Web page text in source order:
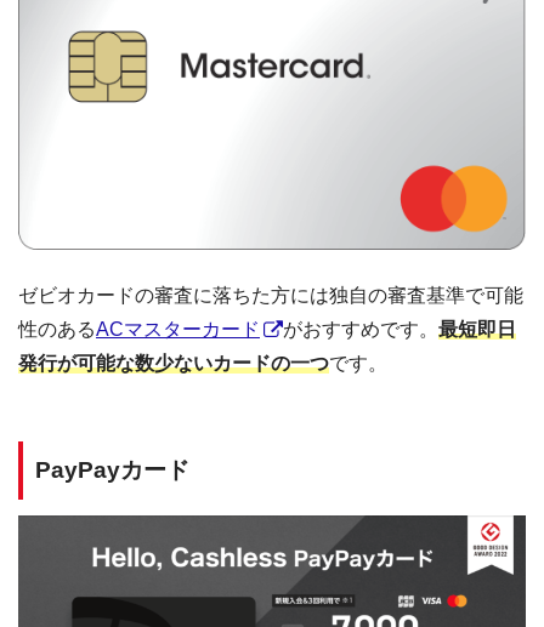
ゼビオカードの審査に落ちた方には独自の審査基準で可能
性のあるACマスターカード がおすすめです。 最短即日
発行が可能な数少ないカードの一つです。
PayPayカード